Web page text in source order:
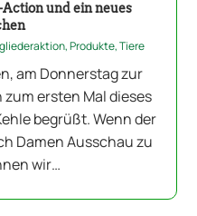
und ein neues
,Produkte,Tiere
am Donnerstag zur
ersten Mal dieses
begrüßt. Wenn der
Damen Ausschau zu
wir…